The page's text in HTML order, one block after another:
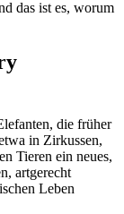
das ist es, worum
die früher
in Zirkussen,
Tieren ein neues,
artgerecht
Leben